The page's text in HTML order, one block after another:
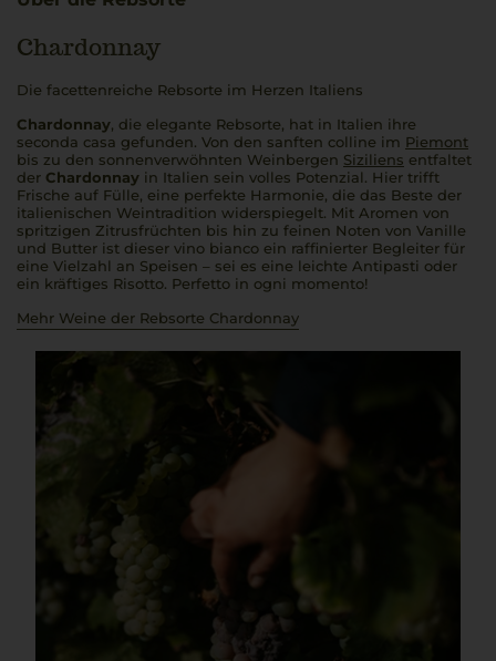
Chardonnay
Die facettenreiche Rebsorte im Herzen Italiens
Chardonnay, die elegante Rebsorte, hat in Italien ihre
seconda casa gefunden. Von den sanften colline im Piemont
bis zu den sonnenverwöhnten Weinbergen Siziliens entfaltet
der Chardonnay in Italien sein volles Potenzial. Hier trifft
Frische auf Fülle, eine perfekte Harmonie, die das Beste der
italienischen Weintradition widerspiegelt. Mit Aromen von
spritzigen Zitrusfrüchten bis hin zu feinen Noten von Vanille
und Butter ist dieser vino bianco ein raffinierter Begleiter für
eine Vielzahl an Speisen – sei es eine leichte Antipasti oder
ein kräftiges Risotto. Perfetto in ogni momento!
Mehr Weine der Rebsorte Chardonnay